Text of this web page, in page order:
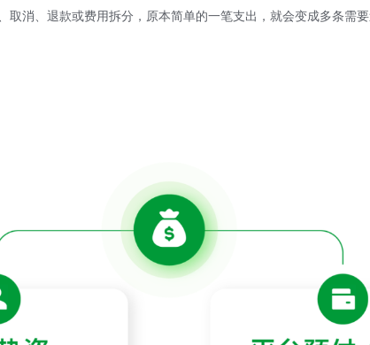
取消、退款或费用拆分，原本简单的一笔支出，就会变成多条需要